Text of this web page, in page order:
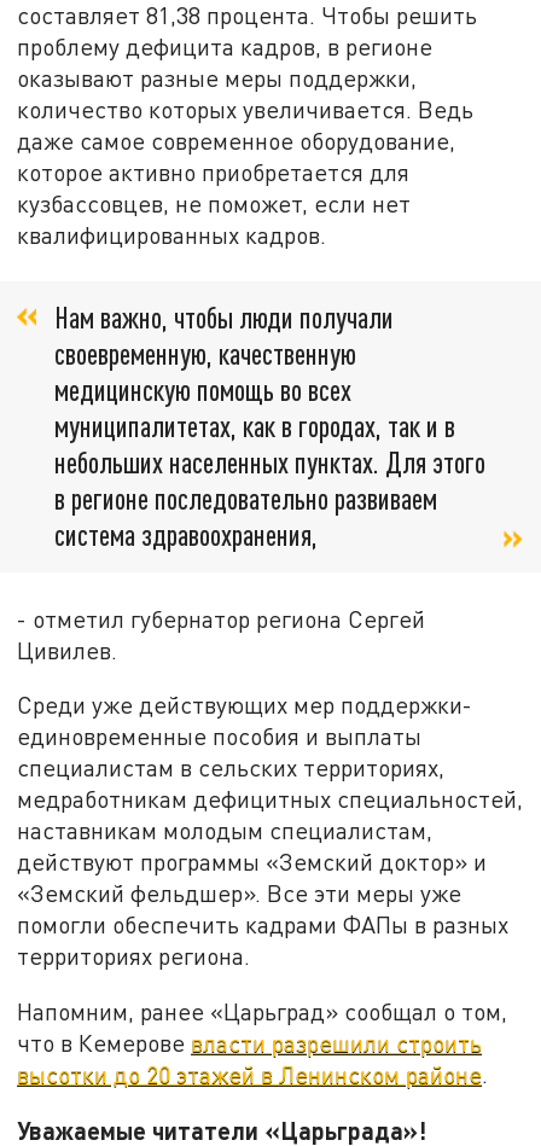
составляет 81,38 процента. Чтобы решить
проблему дефицита кадров, в регионе
оказывают разные меры поддержки,
количество которых увеличивается. Ведь
даже самое современное оборудование,
которое активно приобретается для
кузбассовцев, не поможет, если нет
квалифицированных кадров.
Нам важно, чтобы люди получали
своевременную, качественную
медицинскую помощь во всех
муниципалитетах, как в городах, так и в
небольших населенных пунктах. Для этого
в регионе последовательно развиваем
система здравоохранения,
- отметил губернатор региона Сергей
Цивилев.
Среди уже действующих мер поддержки-
единовременные пособия и выплаты
специалистам в сельских территориях,
медработникам дефицитных специальностей,
наставникам молодым специалистам,
действуют программы «Земский доктор» и
«Земский фельдшер». Все эти меры уже
помогли обеспечить кадрами ФАПы в разных
территориях региона.
Напомним, ранее «Царьград» сообщал о том,
что в Кемерове власти разрешили строить
высотки до 20 этажей в Ленинском районе.
Уважаемые читатели «Царьграда»!